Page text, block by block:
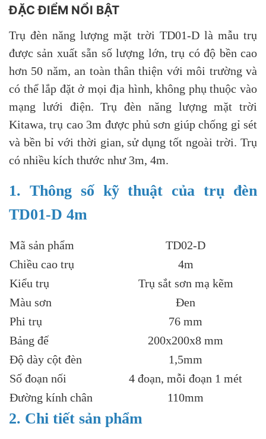
ĐẶC ĐIỂM NỔI BẬT
Trụđèn năng lượng mặt trời TD01-D là mẫu trụ
được sản xuất sẵn số lượng lớn, trụ có độ bền cao
hơn 50 năm, an toàn thân thiện với môi trường và
có thể lắp đặt ở mọi địa hình, không phụ thuộc vào
mạng lưới điện. Trụ đèn năng lượng mặt trời
Kitawa, trụ cao 3m được phủ sơn giúp chống gỉ sét
và bền bỉ với thời gian, sử dụng tốt ngoài trời. Trụ
có nhiều kích thước như 3m, 4m.
1. Thông số kỹ thuật của trụ đèn
TD01-D 4m
Mã sản phẩm
TD02-D
Chiều cao trụ
4m
Kiểu trụ
Trụ sắt sơn mạ kẽm
Màu sơn
Đen
Phi trụ
76 mm
Bảng đế
200x200x8 mm
Độ dày cột đèn
1,5mm
Số đoạn nối
4 đoạn, mỗi đoạn 1 mét
Đường kính chân
110mm
2. Chi tiết sản phẩm